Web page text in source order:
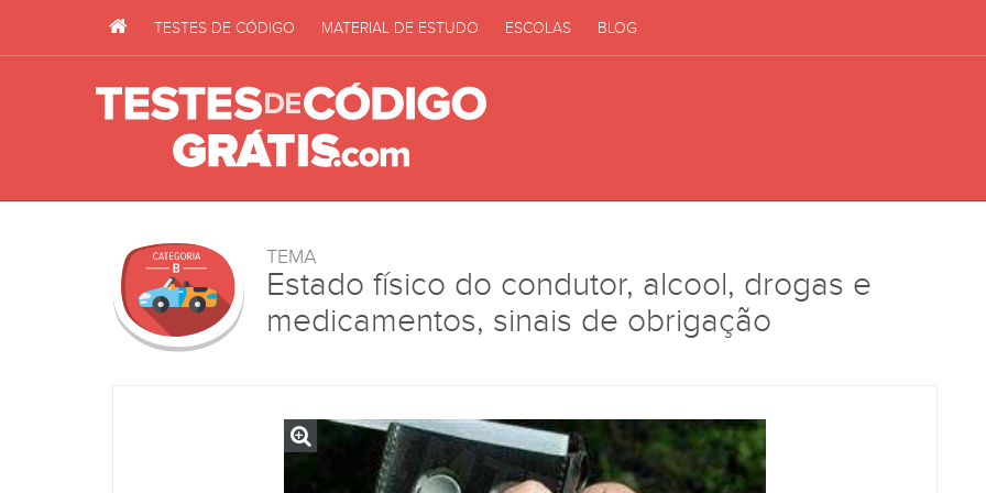
TESTES DE CÓDIGO MATERIAL DE ESTUDO ESCOLAS BLOG
TEMA
Estado físico do condutor, alcool, drogas e
medicamentos, sinais de obrigação